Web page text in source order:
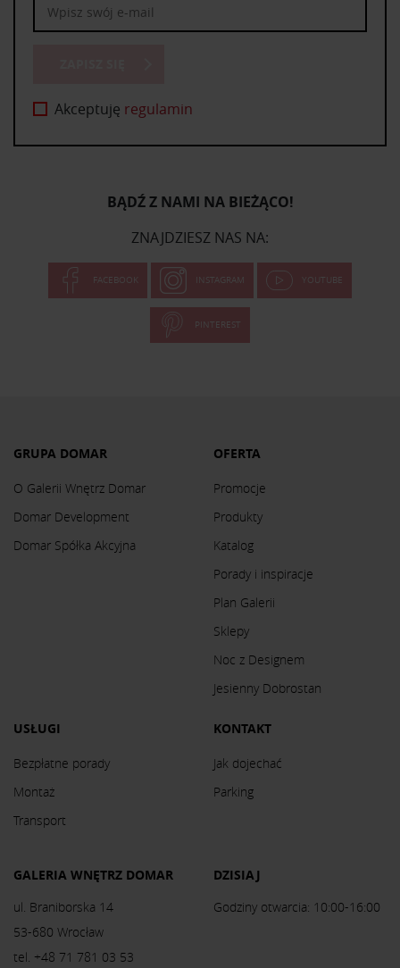
Akceptuję regulamin
BĄDŹ Z NAMI NA BIEŻĄCO!
ZNAJDZIESZ NAS NA:
FACEBOOK INSTAGRAM YOUTUBE
PINTEREST
GRUPA DOMAR
O Galerii Wnętrz Domar
Domar Development
Domar Spółka Akcyjna
OFERTA
Promocje
Produkty
Katalog
Porady i inspiracje
Plan Galerii
Sklepy
Noc z Designem
Jesienny Dobrostan
USŁUGI
Bezpłatne porady
Montaż
Transport
KONTAKT
Jak dojechać
Parking
GALERIA WNĘTRZ DOMAR
ul. Braniborska 14
53-680 Wrocław
tel. +48 71 781 03 53
DZISIAJ
Godziny otwarcia: 10:00-16:00